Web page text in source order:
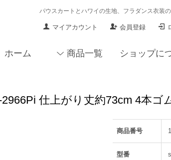
パウスカートとハワイの生地、フラダンス衣装
マイアカウント 会員登録
ホーム 商品一覧 ショップに
仕上がり丈約73cm 4本ゴ
商品番号
型番